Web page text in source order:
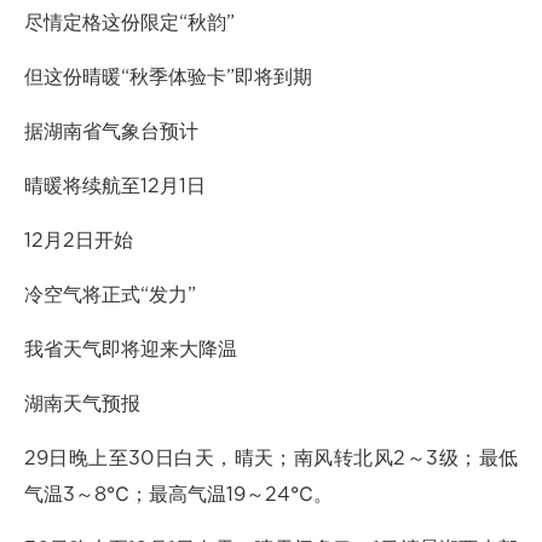
尽情定格这份限定“秋韵”
但这份晴暖“秋季体验卡”即将到期
据湖南省气象台预计
晴暖将续航至12月1日
12月2日开始
冷空气将正式“发力”
我省天气即将迎来大降温
湖南天气预报
29日晚上至30日白天，晴天；南风转北风2～3级；最低
气温3～8℃；最高气温19～24℃。